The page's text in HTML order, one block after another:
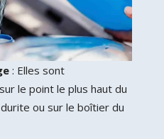
: Elles sont
le point le plus haut du
ou sur le boîtier du